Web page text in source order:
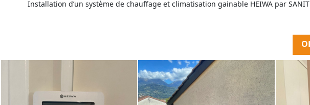
Installation d’un système de chauffage et climatisation gainable HEIWA par